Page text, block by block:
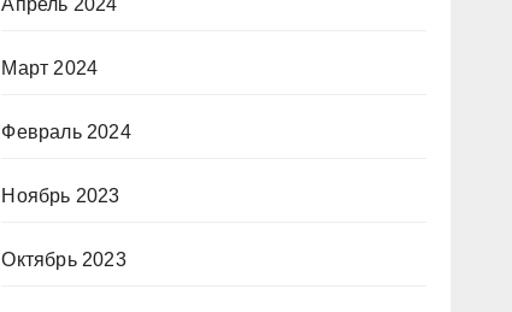
Апрель 2024
Март 2024
Февраль 2024
Ноябрь 2023
Октябрь 2023